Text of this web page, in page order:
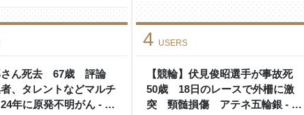
さん死去 67歳 評論
、タレントなどマルチ
年に原発不明がん - お
【競輪】伏見俊昭選手が事故死
50歳 18日のレースで外柵に激
突 頸髄損傷 アテネ五輪銀 - 競
4 USERS